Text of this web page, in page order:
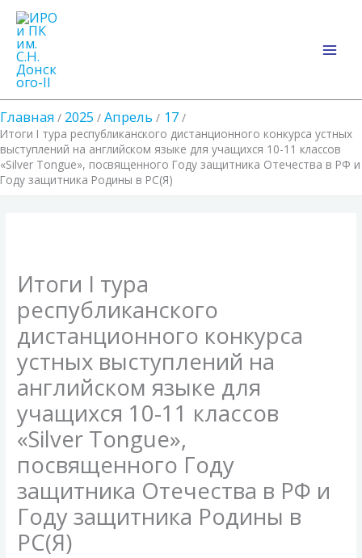
Перейти
содержимому
Главная 2025 Апрель 17
Итоги I тура республиканского дистанционного конкурса устных
выступлений на английском языке для учащихся 10-11 классов
«Silver Tongue», посвященного Году защитника Отечества в РФ и
Году защитника Родины в РС(Я)
Итоги I тура
республиканского
дистанционного конкурса
устных выступлений на
английском языке для
учащихся 10-11 классов
«Silver Tongue»,
посвященного Году
защитника Отечества в РФ и
Году защитника Родины в
РС(Я)